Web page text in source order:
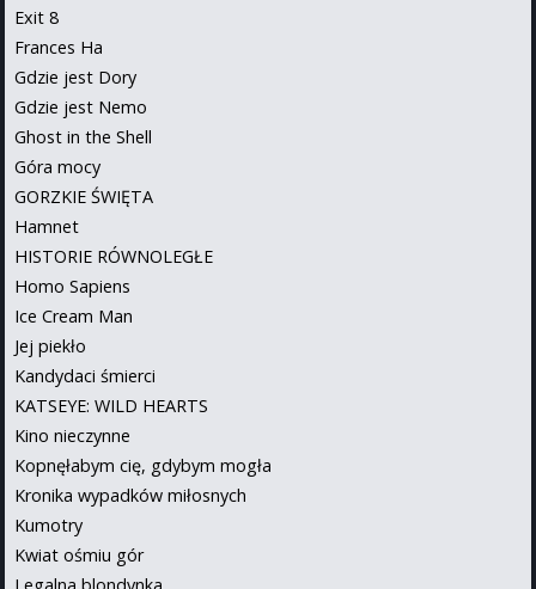
Exit 8
Frances Ha
Gdzie jest Dory
Gdzie jest Nemo
Ghost in the Shell
Góra mocy
GORZKIE ŚWIĘTA
Hamnet
HISTORIE RÓWNOLEGŁE
Homo Sapiens
Ice Cream Man
Jej piekło
Kandydaci śmierci
KATSEYE: WILD HEARTS
Kino nieczynne
Kopnęłabym cię, gdybym mogła
Kronika wypadków miłosnych
Kumotry
Kwiat ośmiu gór